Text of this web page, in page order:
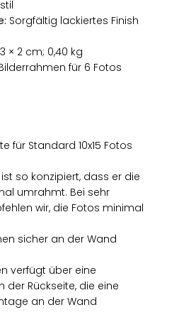
Sorgfältig lackiertes Finish
× 2 cm; 0,40 kg
Bilderrahmen für 6 Fotos
für Standard 10x15 Fotos
so konzipiert, dass er die
umrahmt. Bei sehr
wir, die Fotos minimal
sicher an der Wand
verfügt über eine
Rückseite, die eine
an der Wand